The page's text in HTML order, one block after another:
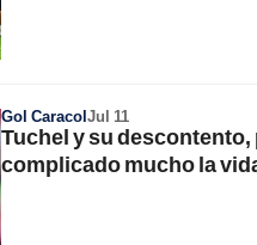
Gol CaracolJul 11
Tuchel y su
complicado mucho la